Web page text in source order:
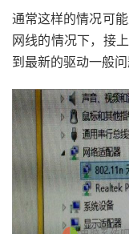
通常这样的情况可
网线的情况下，接
到最新的驱动一般问